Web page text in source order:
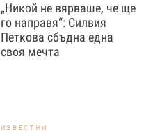
„Никой не вярваше, че ще
го направя“: Силвия
Петкова сбъдна една
своя мечта
ИЗВЕСТНИ